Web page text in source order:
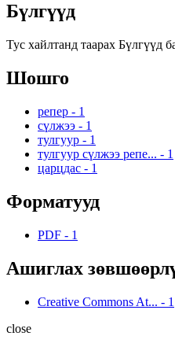
Бүлгүүд
Тус хайлтанд таарах Бүлгүүд
Шошго
репер - 1
сүлжээ - 1
тулгуур - 1
тулгуур сүлжээ репе... - 1
царцдас - 1
Форматууд
PDF - 1
Ашиглах
Creative Commons At... - 1
close